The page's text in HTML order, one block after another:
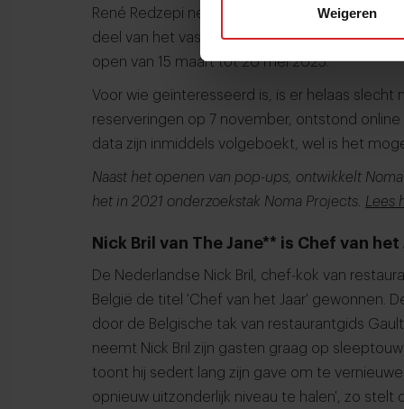
Weigeren
René Redzepi neemt maar liefst 95 mensen
deel van het vaste team van Noma
open van 15 maart tot 20 mei 2023.
Voor wie geïnteresseerd is, is er helaas slecht
reserveringen op 7 november, ontstond
data zijn inmiddels volgeboekt, wel is het
Naast het openen van pop-ups, ontwikkelt
het in 2021 onderzoekstak Noma Projects. Lees
Nick Bril van The Jane** is Chef van
De Nederlandse Nick Bril, chef-kok van
België de titel 'Chef van het Jaar' gewonnen.
door de Belgische tak van restaurantgids
neemt Nick Bril zijn gasten graag op
toont hij sedert lang zijn gave om te
opnieuw uitzonderlijk niveau te halen', zo stelt